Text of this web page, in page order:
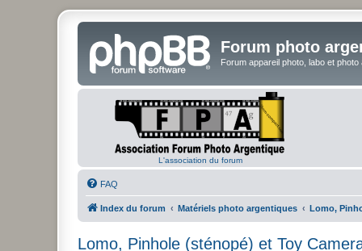
Forum photo
Forum appareil photo, labo et photo
L'association du forum
FAQ
Index du forum Matériels photo argentiques Lomo,
Lomo, Pinhole (sténopé) et Toy